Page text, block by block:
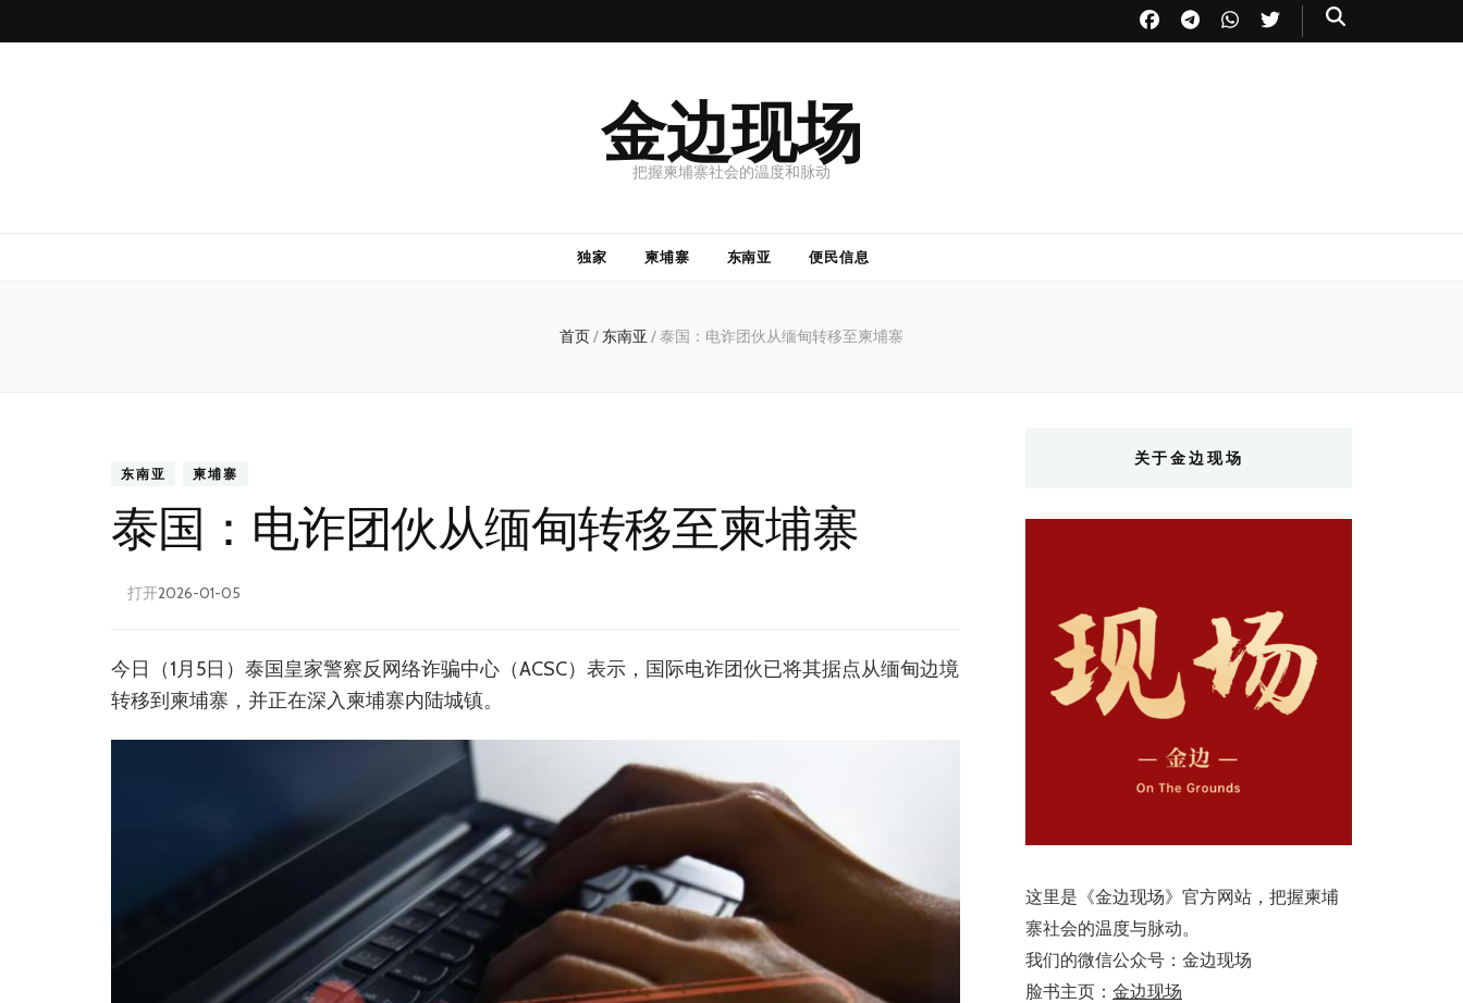
金边现场
把握柬埔寨社会的温度和脉动
独家 柬埔寨 东南亚 便民信息
首页/ 东南亚 /泰国：电诈团伙从缅甸转移至柬埔寨
东南亚 柬埔寨
泰国：电诈团伙从缅甸转移至柬埔寨
打开2026-01-05
今日（1月5日）泰国皇家警察反网络诈骗中心（ACSC）表示，国际电诈团伙已将其据点从缅甸边境
转移到柬埔寨，并正在深入柬埔寨内陆城镇。
关于金边现场
这里是《金边现场》官方网站，把握柬埔
寨社会的温度与脉动。
我们的微信公众号：金边现场
脸书主页： 金边现场